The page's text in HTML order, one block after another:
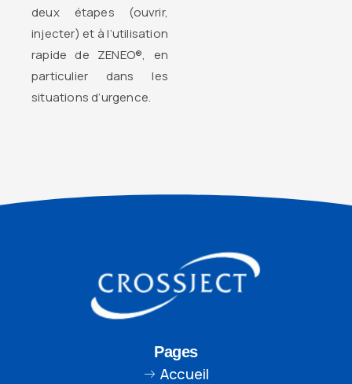
deux étapes (ouvrir,
injecter) et à l’utilisation
rapide de ZENEO®, en
particulier dans les
situations d’urgence.
Pages
Accueil